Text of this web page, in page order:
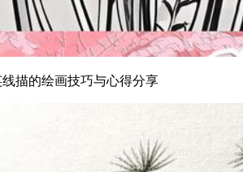
描的绘画技巧与心得分享